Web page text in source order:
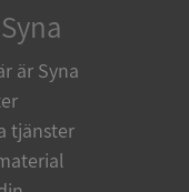
är Syna
tjänster
inte
cookies.